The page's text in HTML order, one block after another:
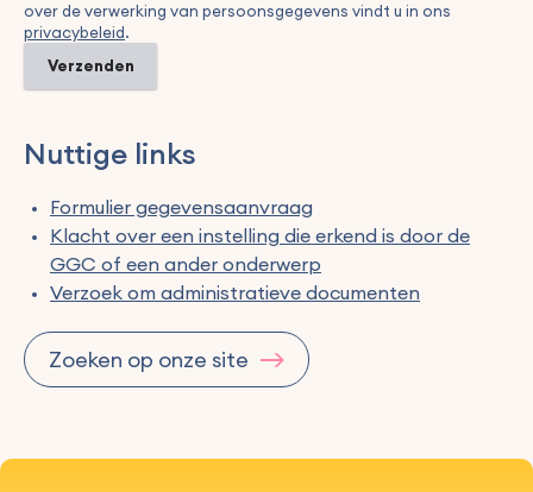
over de verwerking van persoonsgegevens vindt u in ons
privacybeleid.
Nuttige links
Formulier gegevensaanvraag
Klacht over een instelling die erkend is door de
GGC of een ander onderwerp
Verzoek om administratieve documenten
Zoeken op onze site